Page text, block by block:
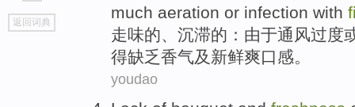
go
top
返回词典
much aeration or infection with
走味的 、沉滞的：由于通风过度
得缺乏香气及 新鲜爽口感 。
youdao